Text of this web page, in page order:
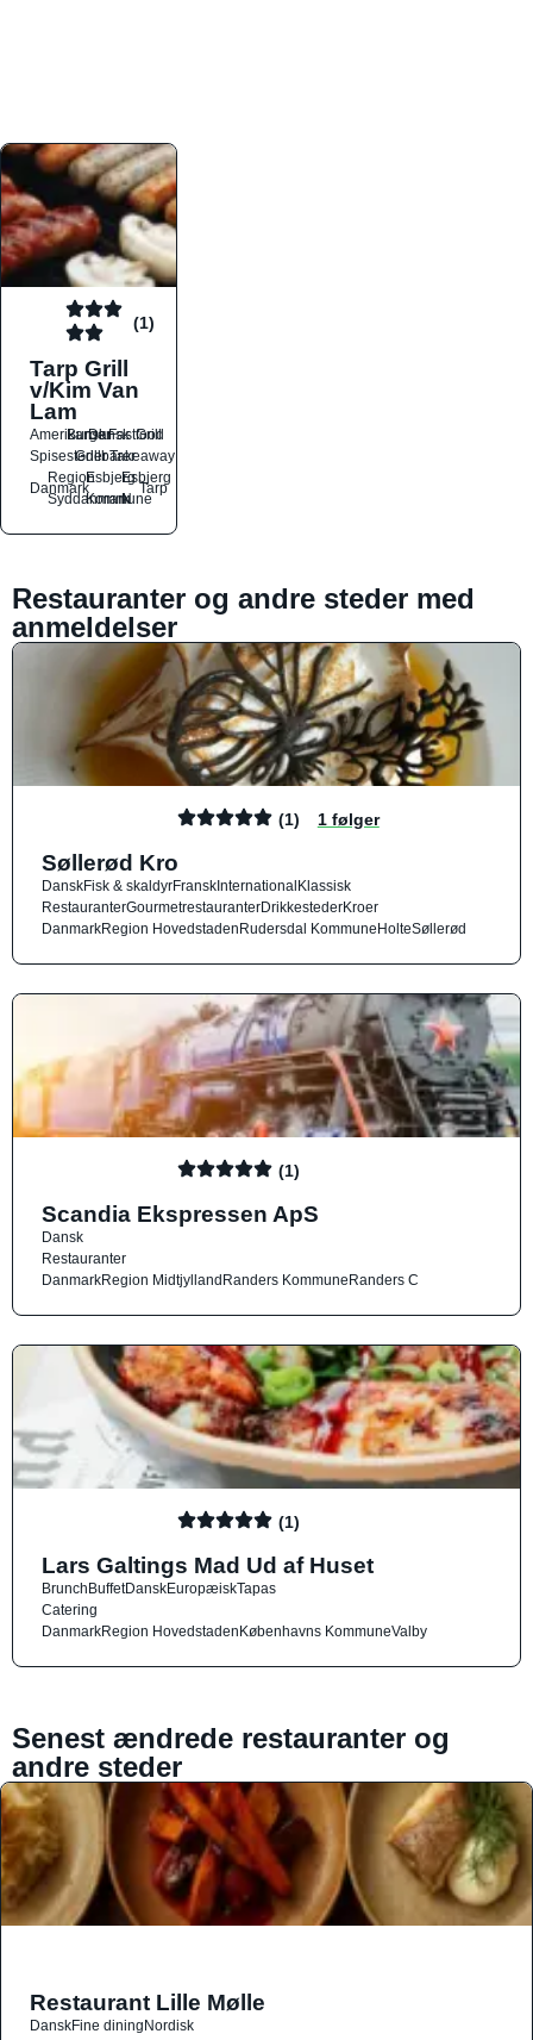
(1)
Tarp Grill
v/Kim Van
Lam
Amerikansk
BurgerDanskFastfood
Grill
SpisestederGrillbarerTakeaway
Danmark
Region
Syddanmark
Esbjerg
Kommune
Esbjerg
N
Tarp
Restauranter og andre steder med
anmeldelser
(1) 1 følger
Søllerød Kro
DanskFisk & skaldyrFranskInternationalKlassisk
RestauranterGourmetrestauranterDrikkestederKroer
DanmarkRegion HovedstadenRudersdal KommuneHolteSøllerød
(1)
Scandia Ekspressen ApS
Dansk
Restauranter
DanmarkRegion MidtjyllandRanders KommuneRanders C
(1)
Lars Galtings Mad Ud af Huset
BrunchBuffetDanskEuropæiskTapas
Catering
DanmarkRegion HovedstadenKøbenhavns KommuneValby
Senest ændrede restauranter og
andre steder
Restaurant Lille Mølle
DanskFine diningNordisk